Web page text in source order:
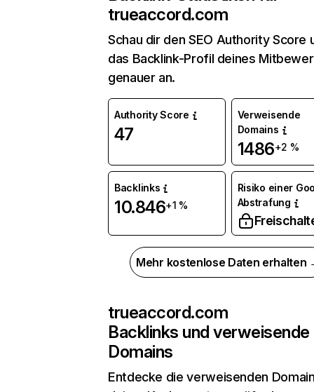
trueaccord.com
Schau dir den SEO Authority Score
das Backlink-Profil deines
genauer an.
Authority Score
47
Verweisende
Domains
1486+2 %
Backlinks
10.846+1 %
Risiko einer
Abstrafung
Mehr kostenlose Daten erhalten
trueaccord.com
Backlinks und verweisende
Domains
Entdecke die verweisenden